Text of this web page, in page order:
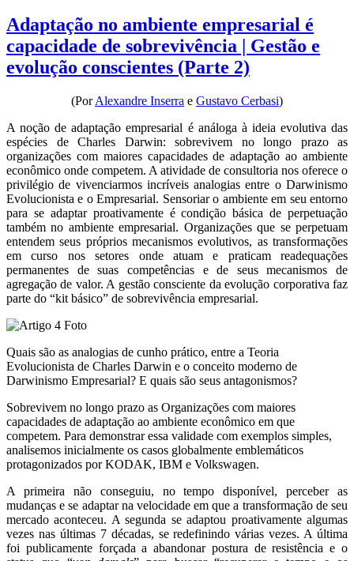
Adaptação no ambiente empresarial é
capacidade de sobrevivência | Gestão e
evolução conscientes (Parte 2)
(PorAlexandre Inserra e Gustavo Cerbasi)
A noção de adaptação empresarial é análoga à ideia evolutiva das
espécies de Charles Darwin: sobrevivem no longo prazo as
organizações com maiores capacidades de adaptação ao ambiente
econômico onde competem. A atividade de consultoria nos oferece o
privilégio de vivenciarmos incríveis analogias entre o Darwinismo
Evolucionista e o Empresarial. Sensoriar o ambiente em seu entorno
para se adaptar proativamente é condição básica de perpetuação
também no ambiente empresarial. Organizações que se perpetuam
entendem seus próprios mecanismos evolutivos, as transformações
em curso nos setores onde atuam e praticam readequações
permanentes de suas competências e de seus mecanismos de
agregação de valor. A gestão consciente da evolução corporativa faz
parte do “kit básico” de sobrevivência empresarial.
Quais são as analogias de cunho prático, entre a Teoria
Evolucionista de Charles Darwin e o conceito moderno de
Darwinismo Empresarial? E quais são seus antagonismos?
Sobrevivem no longo prazo as Organizações com maiores
capacidades de adaptação ao ambiente econômico em que
competem. Para demonstrar essa validade com exemplos simples,
analisemos inicialmente os casos globalmente emblemáticos
protagonizados por KODAK, IBM e Volkswagen.
A primeira não conseguiu, no tempo disponível, perceber as
mudanças e se adaptar na velocidade em que a transformação de seu
mercado aconteceu. A segunda se adaptou proativamente algumas
vezes nas últimas 7 décadas, se redefinindo várias vezes. A última
foi publicamente forçada a abandonar postura de resistência e o